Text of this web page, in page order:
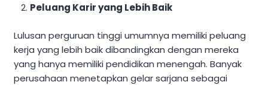
Peluang Karir yang Lebih Baik
Lulusan perguruan tinggi umumnya memiliki peluang
kerja yang lebih baik dibandingkan dengan mereka
yang hanya memiliki pendidikan menengah. Banyak
perusahaan menetapkan gelar sarjana sebagai